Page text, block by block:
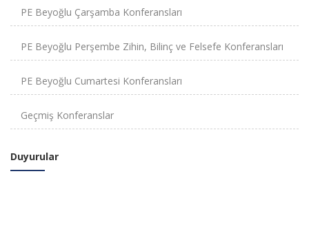
PE Beyoğlu Çarşamba Konferansları
PE Beyoğlu Perşembe Zihin, Bilinç ve Felsefe Konferansları
PE Beyoğlu Cumartesi Konferansları
Geçmiş Konferanslar
Duyurular